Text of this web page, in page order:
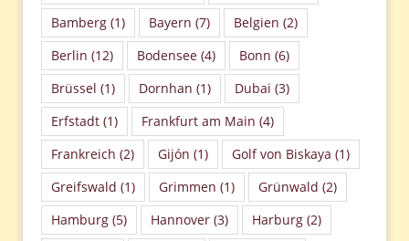
Bamberg (1) Bayern (7) Belgien (2)
Berlin (12) Bodensee (4) Bonn (6)
Brüssel (1) Dornhan (1) Dubai (3)
Erfstadt (1) Frankfurt am Main (4)
Frankreich (2) Gijón (1) Golf von Biskaya (1)
Greifswald (1) Grimmen (1) Grünwald (2)
Hamburg (5) Hannover (3) Harburg (2)